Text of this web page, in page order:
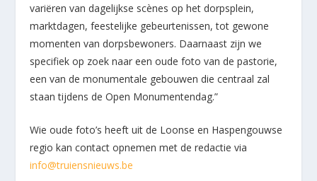
variëren van dagelijkse scènes op het dorpsplein,
marktdagen, feestelijke gebeurtenissen, tot gewone
momenten van dorpsbewoners. Daarnaast zijn we
specifiek op zoek naar een oude foto van de pastorie,
een van de monumentale gebouwen die centraal zal
staan tijdens de Open Monumentendag.”
Wie oude foto’s heeft uit de Loonse en Haspengouwse
regio kan contact opnemen met de redactie via
info@truiensnieuws.be